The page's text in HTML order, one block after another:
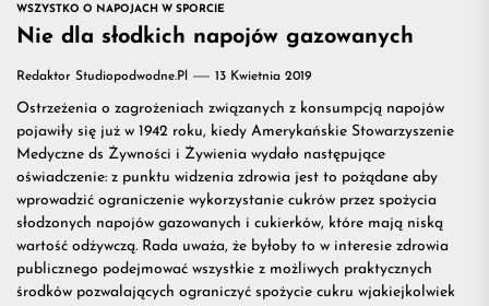
temat
napojów
na
napojów przydatnych
na treningu
WSZYSTKO O NAPOJACH W SPORCIE
Nie dla słodkich napojów gazowanych
Redaktor Studiopodwodne.pl 13 Kwietnia 2019
Ostrzeżenia o zagrożeniach związanych z konsumpcją napojów
pojawiły się już w 1942 roku, kiedy Amerykańskie Stowarzyszenie
Medyczne ds Żywności i Żywienia wydało następujące
oświadczenie: z punktu widzenia zdrowia jest to pożądane aby
wprowadzić ograniczenie wykorzystanie cukrów przez spożycia
słodzonych napojów gazowanych i cukierków, które mają niską
wartość odżywczą. Rada uważa, że byłoby to w interesie zdrowia
publicznego podejmować wszystkie z możliwych praktycznych
środków pozwalających ograniczyć spożycie cukru w​​jakiejkolwiek